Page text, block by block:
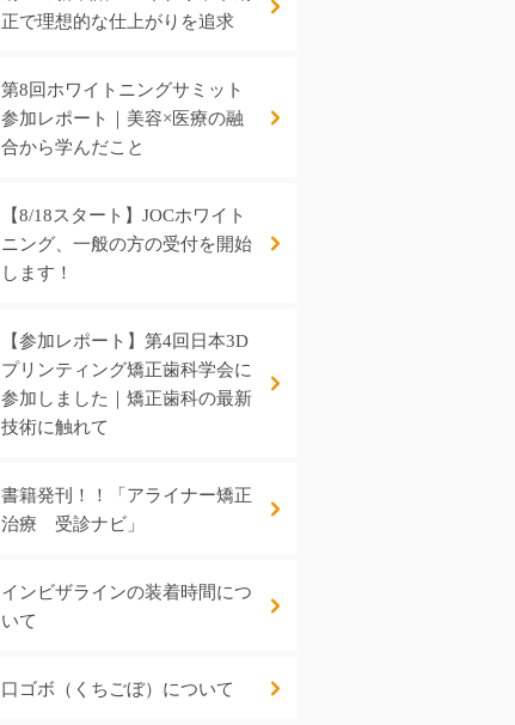
正で理想的な仕上がりを追求
第8回ホワイトニングサミット
参加レポート｜美容×医療の融
合から学んだこと
【8/18スタート】JOCホワイト
ニング、一般の方の受付を開始
します！
【参加レポート】第4回日本3D
プリンティング矯正歯科学会に
参加しました｜矯正歯科の最新
技術に触れて
書籍発刊！！「アライナー矯正
治療 受診ナビ」
インビザラインの装着時間につ
いて
口ゴボ（くちごぼ）について